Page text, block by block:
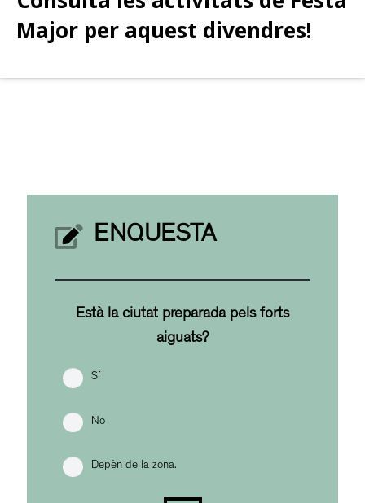
Major per aquest divendres!
ENQUESTA
Està la ciutat preparada pels forts
aiguats?
Sí
No
Depèn de la zona.